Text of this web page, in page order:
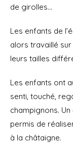
de girolles…
Les enfants de
alors travaillé
leurs tailles
Les enfants ont
senti, touché,
champignons.
permis de
à la châtaigne.